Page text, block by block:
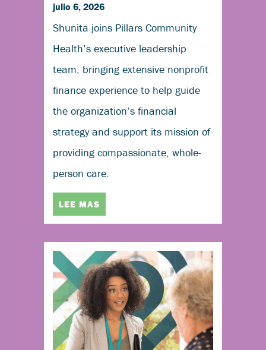
julio 6, 2026
Shunita joins Pillars Community
Health’s executive leadership
team, bringing extensive nonprofit
finance experience to help guide
the organization’s financial
strategy and support its mission of
providing compassionate, whole-
person care.
LEE MAS